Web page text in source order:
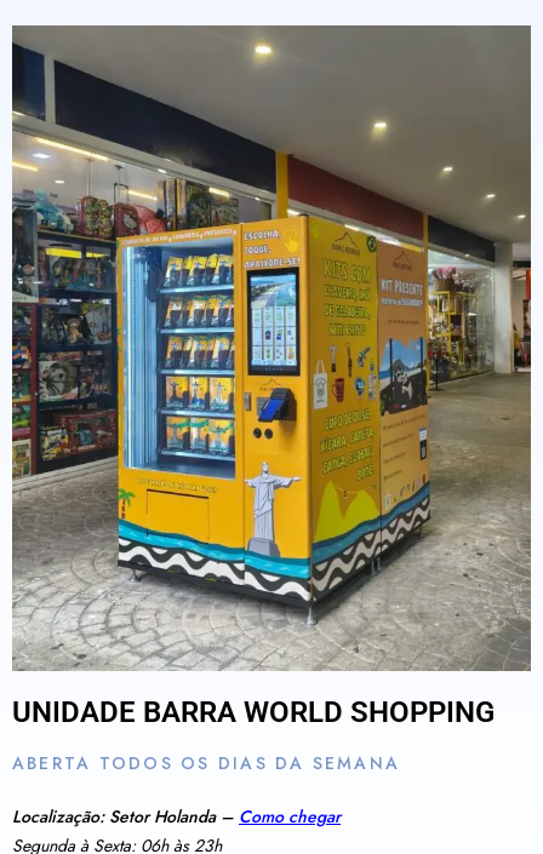
UNIDADE BARRA WORLD SHOPPING
ABERTA TODOS OS DIAS DA SEMANA
Localização: Setor Holanda – Como chegar
Segunda à Sexta: 06h às 23h